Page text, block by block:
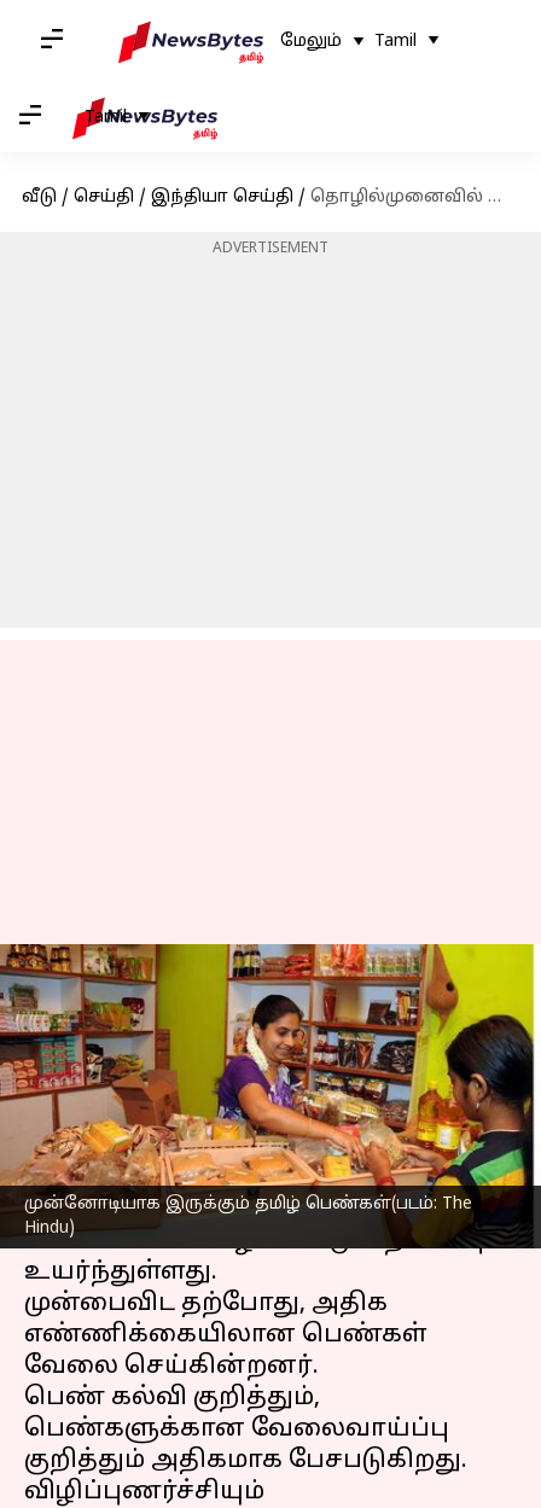
மேலும் Tamil
Tamil
வீடு / செய்தி / இந்தியா செய்தி / தொழில்முனைவில் முன்னணியில் இருக்கும் தமிழக பெண்கள்!
ADVERTISEMENT
முன்னோடியாக இருக்கும் தமிழ் பெண்கள்(படம்: The
Hindu)
தொழில்முனைவில்
முன்னணியில் இருக்கும்
தமிழக பெண்கள்!
எழுதியவர் Sindhuja SM Dec 29, 2022 11:29 pm
செய்தி முன்னோட்டம்
கடந்த சில தசாப்தங்களில்
பெண்களின் வாழ்க்கை முறை மிகவும்
உயர்ந்துள்ளது.
முன்பைவிட தற்போது, அதிக
எண்ணிக்கையிலான பெண்கள்
வேலை செய்கின்றனர்.
பெண் கல்வி குறித்தும்,
பெண்களுக்கான வேலைவாய்ப்பு
குறித்தும் அதிகமாக பேசபடுகிறது.
விழிப்புணர்ச்சியும்